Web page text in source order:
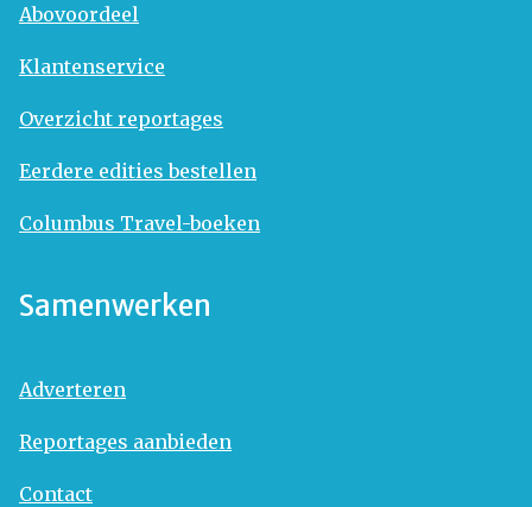
Abovoordeel
Klantenservice
Overzicht reportages
Eerdere edities bestellen
Columbus Travel-boeken
Samenwerken
Adverteren
Reportages aanbieden
Contact